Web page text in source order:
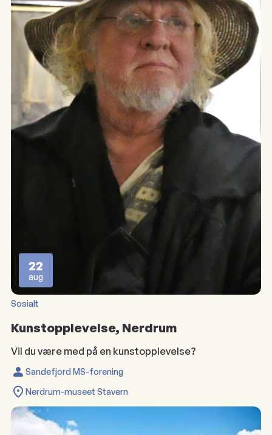
22
aug
Sosialt
Kunstopplevelse, Nerdrum
Vil du være med på en kunstopplevelse?
Sandefjord MS-forening
Nerdrum-museet Stavern